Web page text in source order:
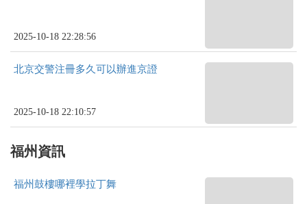
2025-10-18 22:28:56
北京交警注冊多久可以辦進京證
2025-10-18 22:10:57
福州資訊
福州鼓樓哪裡學拉丁舞